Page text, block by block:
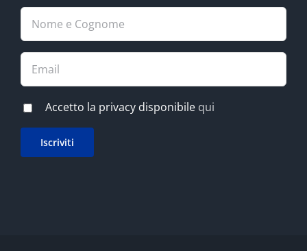
Accetto la privacy disponibile qui